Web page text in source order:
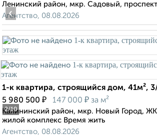
Ленинский район, мкр. Садовый, проспект
Агентство, 08.08.2026
2/10
‹
1-к квартира, строящийся дом, 41м²,
5 980 500 ₽ 147 000 ₽ за м²
Калининский район, мкр. Новый Город,
жилой комплекс Время жить
Агентство, 08.08.2026